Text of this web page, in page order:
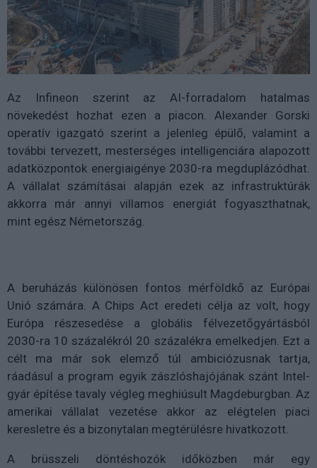
Az Infineon szerint az AI-forradalom hatalmas
növekedést hozhat ezen a piacon. Alexander Gorski
operatív igazgató szerint a jelenleg épülő, valamint a
további tervezett, mesterséges intelligenciára alapozott
adatközpontok energiaigénye 2030-ra megduplázódhat.
A vállalat számításai alapján ezek az infrastruktúrák
akkorra már annyi villamos energiát fogyaszthatnak,
mint egész Németország.
A beruházás különösen fontos mérföldkő az Európai
Unió számára. A Chips Act eredeti célja az volt, hogy
Európa részesedése a globális félvezetőgyártásból
2030-ra 10 százalékról 20 százalékra emelkedjen. Ezt a
célt ma már sok elemző túl ambiciózusnak tartja,
ráadásul a program egyik zászlóshajójának szánt Intel-
gyár építése tavaly végleg meghiúsult Magdeburgban. Az
amerikai vállalat vezetése akkor az elégtelen piaci
keresletre és a bizonytalan megtérülésre hivatkozott.
A brüsszeli döntéshozók időközben már egy